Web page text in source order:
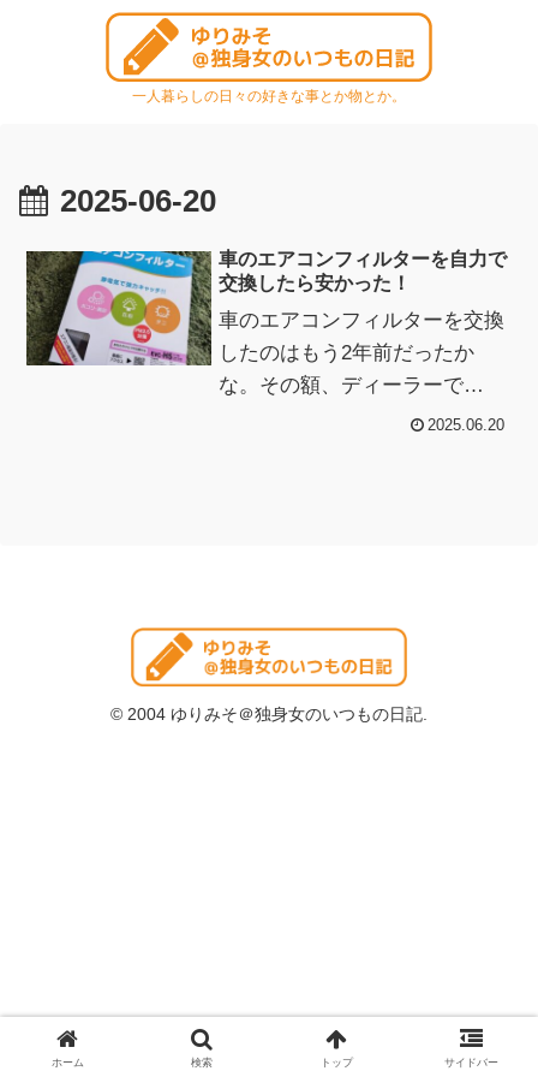
一人暮らしの日々の好きな事とか物とか。
2025-06-20
車のエアコンフィルターを自力で
交換したら安かった！
車のエアコンフィルターを交換
したのはもう2年前だったか
な。その額、ディーラーで
5,000円。それも自分でやれば
2025.06.20
© 2004 ゆりみそ＠独身女のいつもの日記.
ホーム 検索 トップ サイドバー